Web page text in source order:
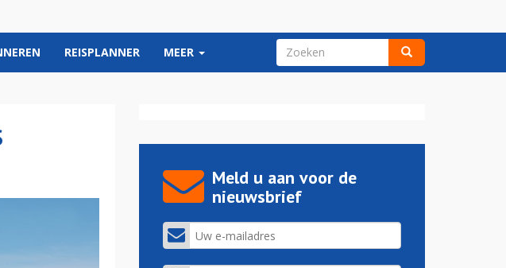
REISPLANNER MEER ZOEKVELD
Meld u aan voor de
nieuwsbrief